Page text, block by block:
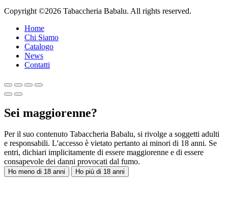
Copyright ©2026 Tabaccheria Babalu. All rights reserved.
Home
Chi Siamo
Catalogo
News
Contatti
Sei maggiorenne?
Per il suo contenuto Tabaccheria Babalu, si rivolge a soggetti adulti
e responsabili. L'accesso è vietato pertanto ai minori di 18 anni. Se
entri, dichiari implicitamente di essere maggiorenne e di essere
consapevole dei danni provocati dal fumo.
Ho meno di 18 anni Ho più di 18 anni